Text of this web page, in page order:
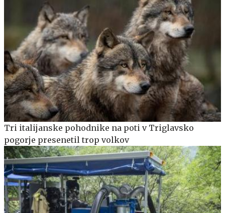
Tri italijanske pohodnike na poti v Triglavsko
pogorje presenetil trop volkov